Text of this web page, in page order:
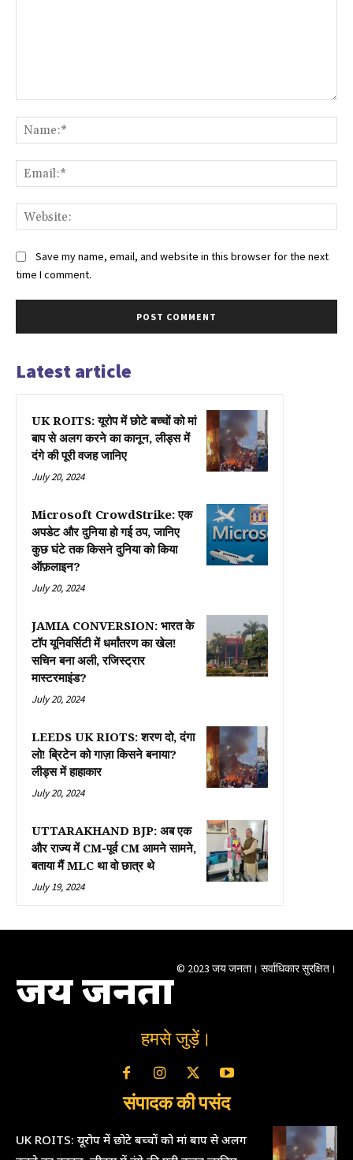
Save my name, email, and website in this browser for the next
time I comment.
Latest article
UK ROITS: यूरोप में छोटे बच्चों को मां
बाप से अलग करने का कानून, लीड्स में
दंगे की पूरी वजह जानिए
July 20, 2024
Microsoft CrowdStrike: एक
अपडेट और दुनिया हो गई ठप, जानिए
कुछ घंटे तक किसने दुनिया को किया
ऑफ़लाइन?
July 20, 2024
JAMIA CONVERSION: भारत के
टॉप यूनिवर्सिटी में धर्मांतरण का खेल!
सचिन बना अली, रजिस्ट्रार
मास्टरमाइंड?
July 20, 2024
LEEDS UK RIOTS: शरण दो, दंगा
लो! ब्रिटेन को गाज़ा किसने बनाया?
लीड्स में हाहाकार
July 20, 2024
UTTARAKHAND BJP: अब एक
और राज्य में CM-पूर्व CM आमने सामने,
बताया मैं MLC था वो छात्र थे
July 19, 2024
जय जनता © 2023 जय जनता। सर्वाधिकार सुरक्षित।
हमसे जुड़ें।
संपादक की पसंद
UK ROITS: यूरोप में छोटे बच्चों को मां बाप से अलग